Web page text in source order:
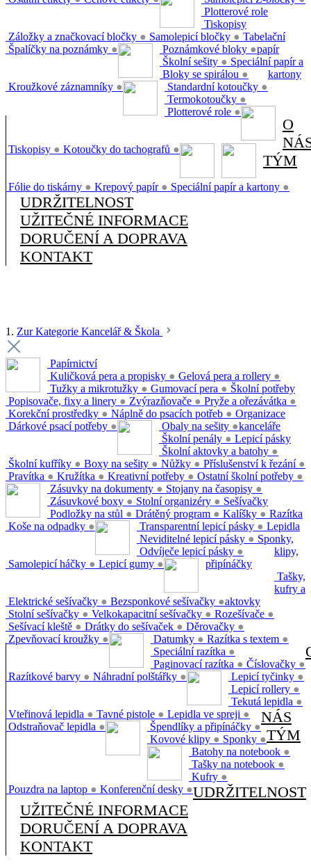
Záložky a značkovací bločky ● Samolepicí bločky ●
Špalíčky na poznámky ● Poznámkové bloky ●
Školní sešity ●
Bloky se spirálou ●
Kroužkové záznamníky ●
Plotterové role
Standardní kotoučky ●
Termokotoučky ●
Plotterové role ●
Tiskopisy
Tiskopisy ● Kotoučky do tachografů ●
Tabelační
papír
Speciální papír a
kartony
Fólie do tiskárny ● Krepový papír ● Speciální papír a kartony ●
O
TÝM
UDRŽITELNOST
UŽITEČNÉ INFORMACE
DORUČENÍ A DOPRAVA
KONTAKT
1. Zur Kategorie Kancelář & Škola
Papírnictví
Kuličková pera a propisky ● Gelová pera a rollery ●
Tužky a mikrotužky ● Gumovací pera ●
Popisovače, fixy a linery ● Zvýrazňovače ● Pryže a ořezávátka ●
Korekční prostředky ● Náplně do psacích potřeb ●
Dárkové psací potřeby ●
Školní potřeby
Obaly na sešity ●
Školní penály ●
Školní aktovky a batohy ●
Školní kufříky ● Boxy na sešity ● Nůžky ● Příslušenství k řezání ●
Pravítka ● Kružítka ● Kreativní potřeby ● Ostatní školní potřeby ●
Organizace
kanceláře
Zásuvky na dokumenty ● Stojany na časopisy ●
Zásuvkové boxy ● Stolní organizéry ●
Podložky na stůl ● Drátěný program ● Kalíšky ●
Koše na odpadky ●
Lepicí pásky
Transparentní lepicí pásky ●
Neviditelné lepicí pásky ●
Odvíječe lepicí pásky ●
Samolepicí háčky ● Lepicí gumy ●
Sešívačky
Elektrické sešívačky ● Bezsponkové sešívačky ●
Stolní sešívačky ● Velkokapacitní sešívačky ● Rozešívače ●
Sešívací kleště ● Drátky do sešívaček ● Děrovačky ●
Zpevňovací kroužky ●
Razítka
Datumky ● Razítka s textem ●
Speciální razítka ●
Paginovací razítka ● Číslovačky ●
Razítkové barvy ● Náhradní polštářky ●
Lepidla
Lepicí tyčinky ●
Lepicí rollery ●
Tekutá lepidla ●
Vteřinová lepidla ● Tavné pistole ● Lepidla ve spreji ●
Odstraňovač lepidla ●
Sponky,
klipy,
připínáčky
Špendlíky a připínáčky ●
Kovové klipy ● Sponky ●
Tašky,
kufry a
aktovky
Batohy na notebook ●
Tašky na notebook ●
Kufry ●
Pouzdra na laptop ● Konferenční desky ●
NÁS
TÝM
UDRŽITELNOST
UŽITEČNÉ INFORMACE
DORUČENÍ A DOPRAVA
KONTAKT